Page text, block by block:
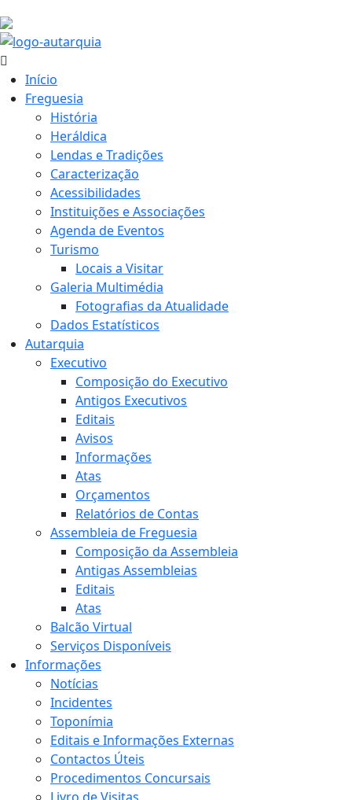
Início
Freguesia
História
Heráldica
Lendas e Tradições
Caracterização
Acessibilidades
Instituições e Associações
Agenda de Eventos
Turismo
Locais a Visitar
Galeria Multimédia
Fotografias da Atualidade
Dados Estatísticos
Autarquia
Executivo
Composição do Executivo
Antigos Executivos
Editais
Avisos
Informações
Atas
Orçamentos
Relatórios de Contas
Assembleia de Freguesia
Composição da Assembleia
Antigas Assembleias
Editais
Atas
Balcão Virtual
Serviços Disponíveis
Informações
Notícias
Incidentes
Toponímia
Editais e Informações Externas
Contactos Úteis
Procedimentos Concursais